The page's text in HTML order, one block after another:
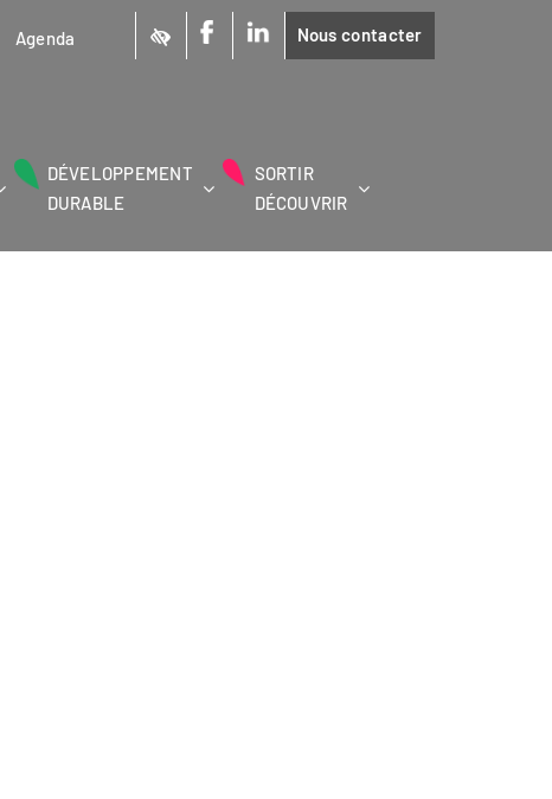
Agenda Nous contacter
DÉVELOPPEMENT
DURABLE
SORTIR
DÉCOUVRIR